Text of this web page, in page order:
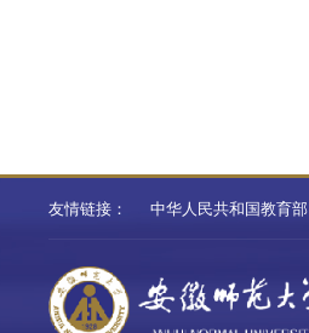
友情链接： 中华人民共和国教育部